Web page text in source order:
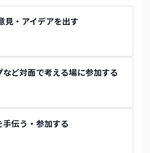
・アイデアを出す
ど対面で考える場に参加する
伝う・参加する